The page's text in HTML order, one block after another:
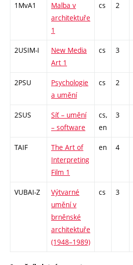
1MvA1
Malba v
architektuře
1
cs 2
2USIM-I
New Media
Art 1
cs 3
2PSU
Psychologie
a umění
cs 2
2SUS
Síť – umění
– software
cs,
en
3
TAIF
The Art of
Interpreting
Film 1
en 4
VUBAI-Z
Výtvarné
umění v
brněnské
architektuře
(1948–1989)
cs 3